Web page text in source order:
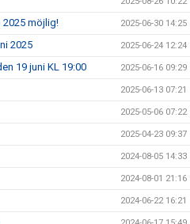
2025 möjlig! 2025-06-30 14:25
2025 2025-06-24 12:24
19 juni KL 19:00 2025-06-16 09:29
2025-06-13 07:21
2025-05-06 07:22
2025-04-23 09:37
2024-08-05 14:33
2024-08-01 21:16
2024-06-22 16:21